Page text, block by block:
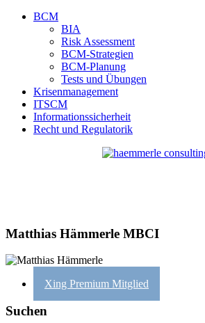
BCM
BIA
Risk Assessment
BCM-Strategien
BCM-Planung
Tests und Übungen
Krisenmanagement
ITSCM
Informationssicherheit
Recht und Regulatorik
Matthias Hämmerle MBCI
Xing Premium Mitglied
Suchen